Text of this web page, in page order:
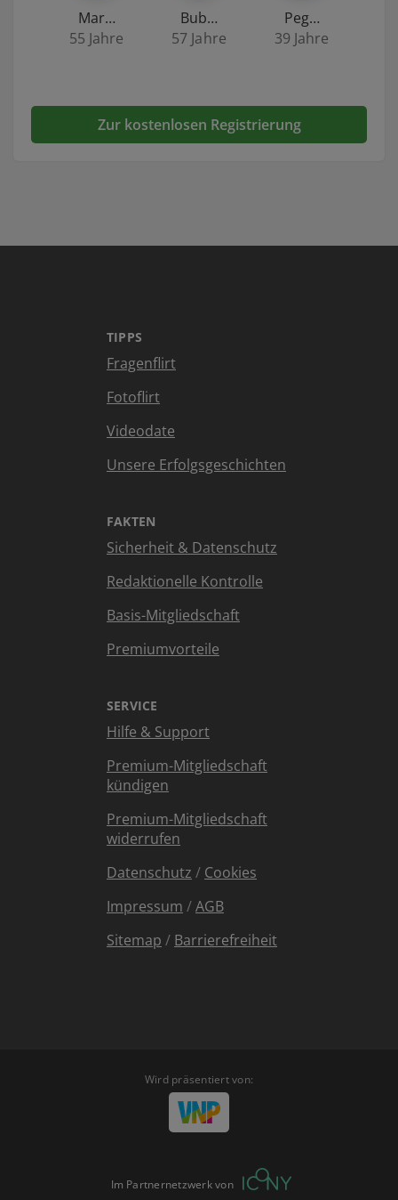
Mar…
55 Jahre
Bub…
57 Jahre
Peg…
39 Jahre
Zur kostenlosen Registrierung
TIPPS
Fragenflirt
Fotoflirt
Videodate
Unsere Erfolgsgeschichten
FAKTEN
Sicherheit & Datenschutz
Redaktionelle Kontrolle
Basis-Mitgliedschaft
Premiumvorteile
SERVICE
Hilfe & Support
Premium-Mitgliedschaft
kündigen
Premium-Mitgliedschaft
widerrufen
Datenschutz / Cookies
Impressum /AGB
Sitemap / Barrierefreiheit
Wird präsentiert von:
Im Partnernetzwerk von